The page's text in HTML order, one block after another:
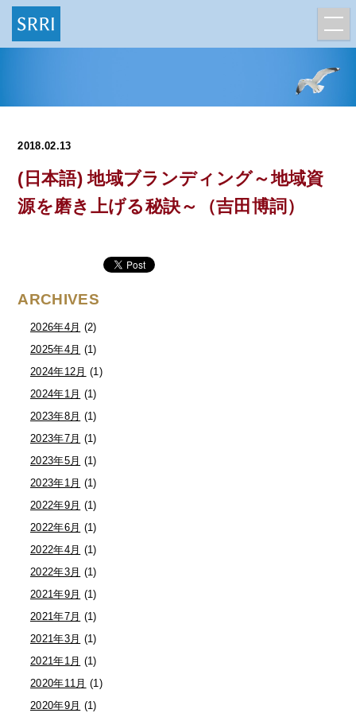
2018.02.13
(日本語) 地域ブランディング～地域資
源を磨き上げる秘訣～（吉田博詞）
ARCHIVES
2026年4月 (2)
2025年4月 (1)
2024年12月 (1)
2024年1月 (1)
2023年8月 (1)
2023年7月 (1)
2023年5月 (1)
2023年1月 (1)
2022年9月 (1)
2022年6月 (1)
2022年4月 (1)
2022年3月 (1)
2021年9月 (1)
2021年7月 (1)
2021年3月 (1)
2021年1月 (1)
2020年11月 (1)
2020年9月 (1)